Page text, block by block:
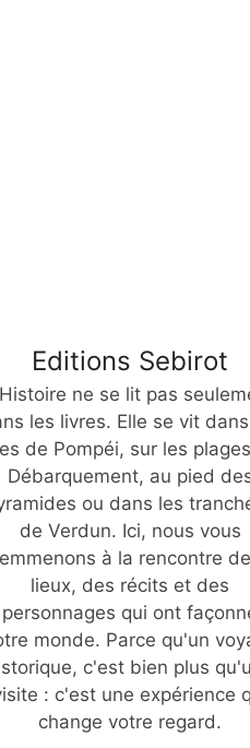
Editions Sebirot
ne se lit pas
les livres. Elle se vit
de Pompéi, sur les
Débarquement, au pied
ou dans les
de Verdun. Ici, nous vous
emmenons à la rencontre
lieux, des récits et des
personnages qui ont
monde. Parce qu'un
c'est bien plus
: c'est une expérience
change votre regard.